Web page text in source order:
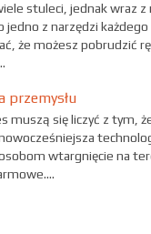
stuleci, jednak wraz
jedno z narzędzi
że możesz pobrudzić
przemysłu
muszą się liczyć z tym,
wtargnięcie na